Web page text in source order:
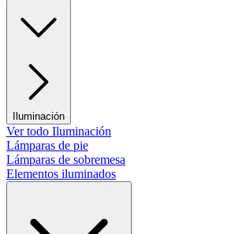
Iluminación
Ver todo Iluminación
Lámparas de pie
Lámparas de sobremesa
Elementos iluminados